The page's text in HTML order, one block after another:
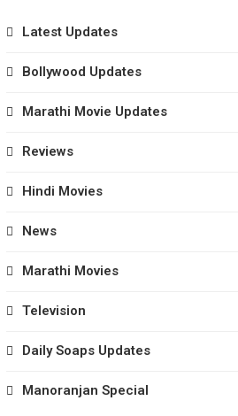
Latest Updates
Bollywood Updates
Marathi Movie Updates
Reviews
Hindi Movies
News
Marathi Movies
Television
Daily Soaps Updates
Manoranjan Special